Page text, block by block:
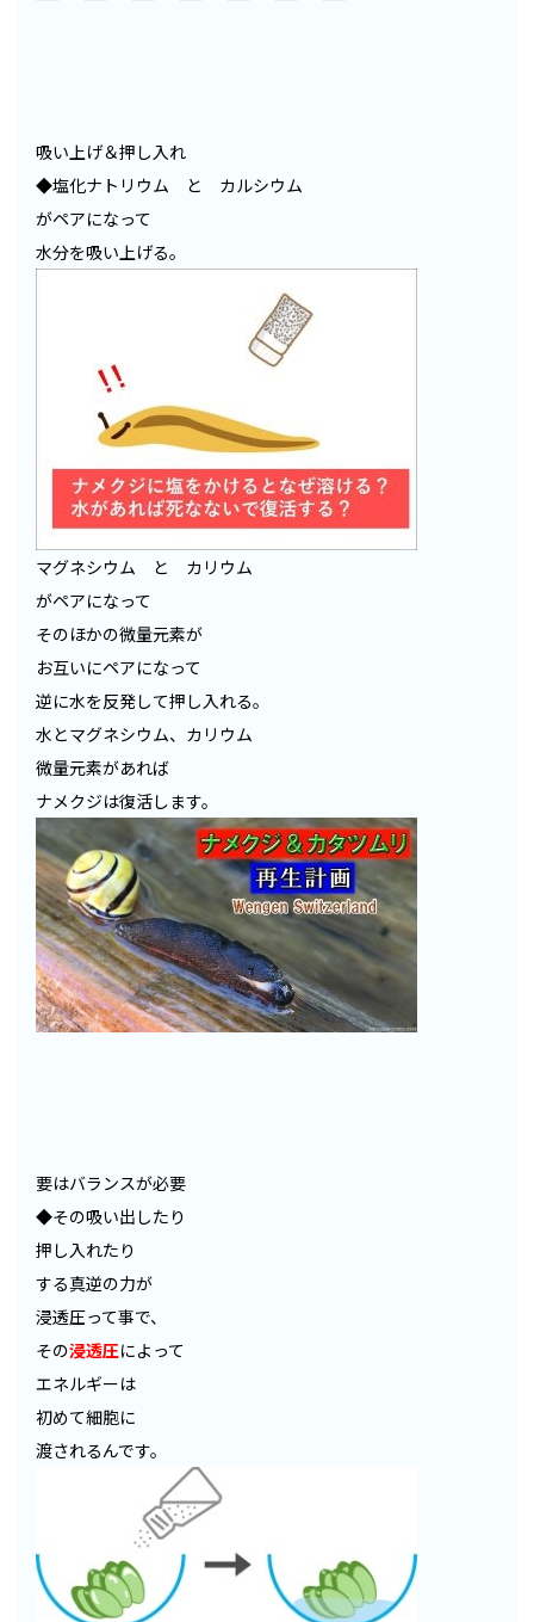
吸い上げ＆押し入れ
◆塩化ナトリウム と カルシウム
がペアになって
水分を吸い上げる。
マグネシウム と カリウム
がペアになって
そのほかの微量元素が
お互いにペアになって
逆に水を反発して押し入れる。
水とマグネシウム、カリウム
微量元素があれば
ナメクジは復活します。
要はバランスが必要
◆その吸い出したり
押し入れたり
する真逆の力が
浸透圧って事で、
その浸透圧によって
エネルギーは
初めて細胞に
渡されるんです。